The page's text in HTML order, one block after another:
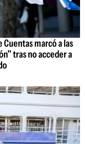
marcó a las
tras no acceder a